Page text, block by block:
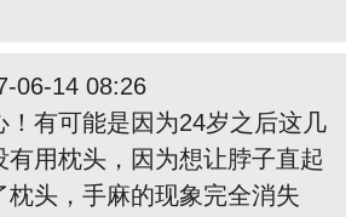
06-14 08:26
！有可能是因为24岁之后这几
有用枕头，因为想让脖子直起
枕头，手麻的现象完全消失